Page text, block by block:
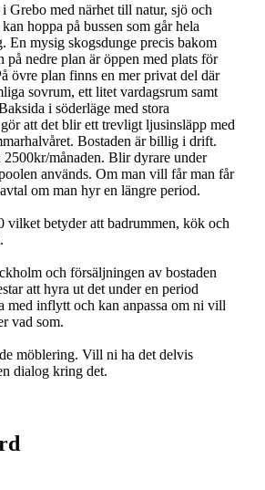
Grebo med närhet till natur, sjö och
hoppa på bussen som går hela
En mysig skogsdunge precis bakom
på nedre plan är öppen med plats för
övre plan finns en mer privat del där
sovrum, ett litet vardagsrum samt
i söderläge med stora
att det blir ett trevligt ljusinsläpp med
Bostaden är billig i drift.
månaden. Blir dyrare under
används. Om man vill får man får
om man hyr en längre period.
vilket betyder att badrummen, kök och
och försäljningen av bostaden
att hyra ut det under en period
med inflytt och kan anpassa om ni vill
vad som.
möblering. Vill ni ha det delvis
dialog kring det.